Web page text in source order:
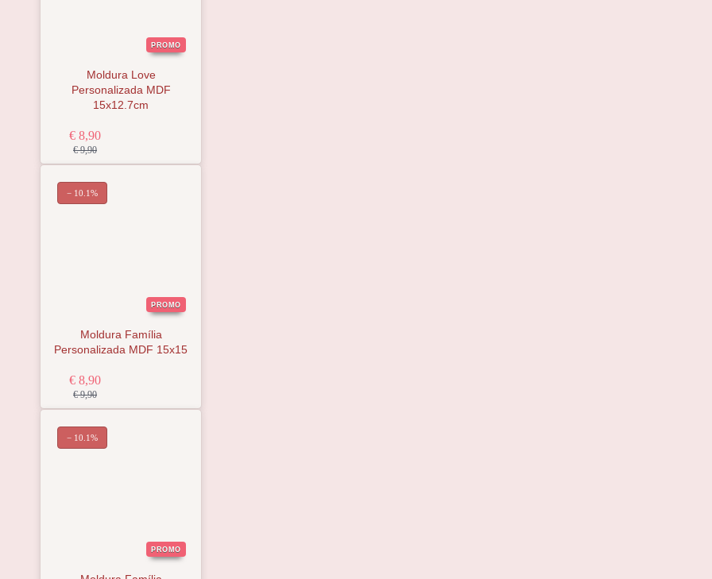
PROMO
Moldura Love
Personalizada MDF
15x12.7cm
€ 8,90
€ 9,90
PROMO
Moldura Família
Personalizada MDF 15x15
€ 8,90
€ 9,90
− 10.1%
PROMO
− 10.1%